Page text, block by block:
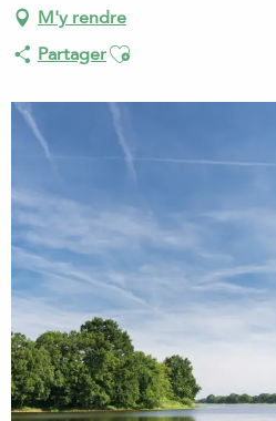
M'y rendre
PartagerAjouter aux favoris